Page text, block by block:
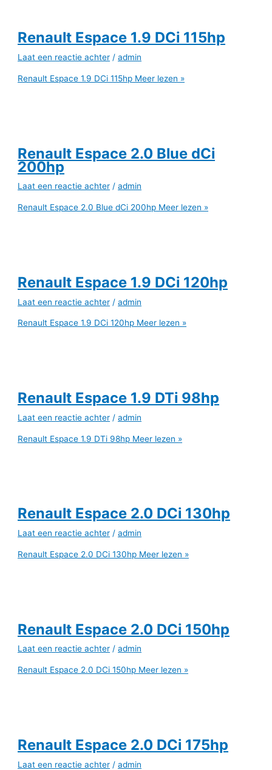
Renault Espace 1.9 DCi 115hp
Laat een reactie achter /admin
Renault Espace 1.9 DCi 115hp Meer lezen »
Renault Espace 2.0 Blue dCi
200hp
Laat een reactie achter /admin
Renault Espace 2.0 Blue dCi 200hp Meer lezen »
Renault Espace 1.9 DCi 120hp
Laat een reactie achter /admin
Renault Espace 1.9 DCi 120hp Meer lezen »
Renault Espace 1.9 DTi 98hp
Laat een reactie achter /admin
Renault Espace 1.9 DTi 98hp Meer lezen »
Renault Espace 2.0 DCi 130hp
Laat een reactie achter /admin
Renault Espace 2.0 DCi 130hp Meer lezen »
Renault Espace 2.0 DCi 150hp
Laat een reactie achter /admin
Renault Espace 2.0 DCi 150hp Meer lezen »
Renault Espace 2.0 DCi 175hp
Laat een reactie achter /admin